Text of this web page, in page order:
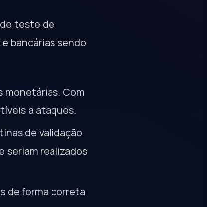
teste de
bancárias sendo
monetárias. Com
a ataques.
de validação
seriam realizados
de forma correta